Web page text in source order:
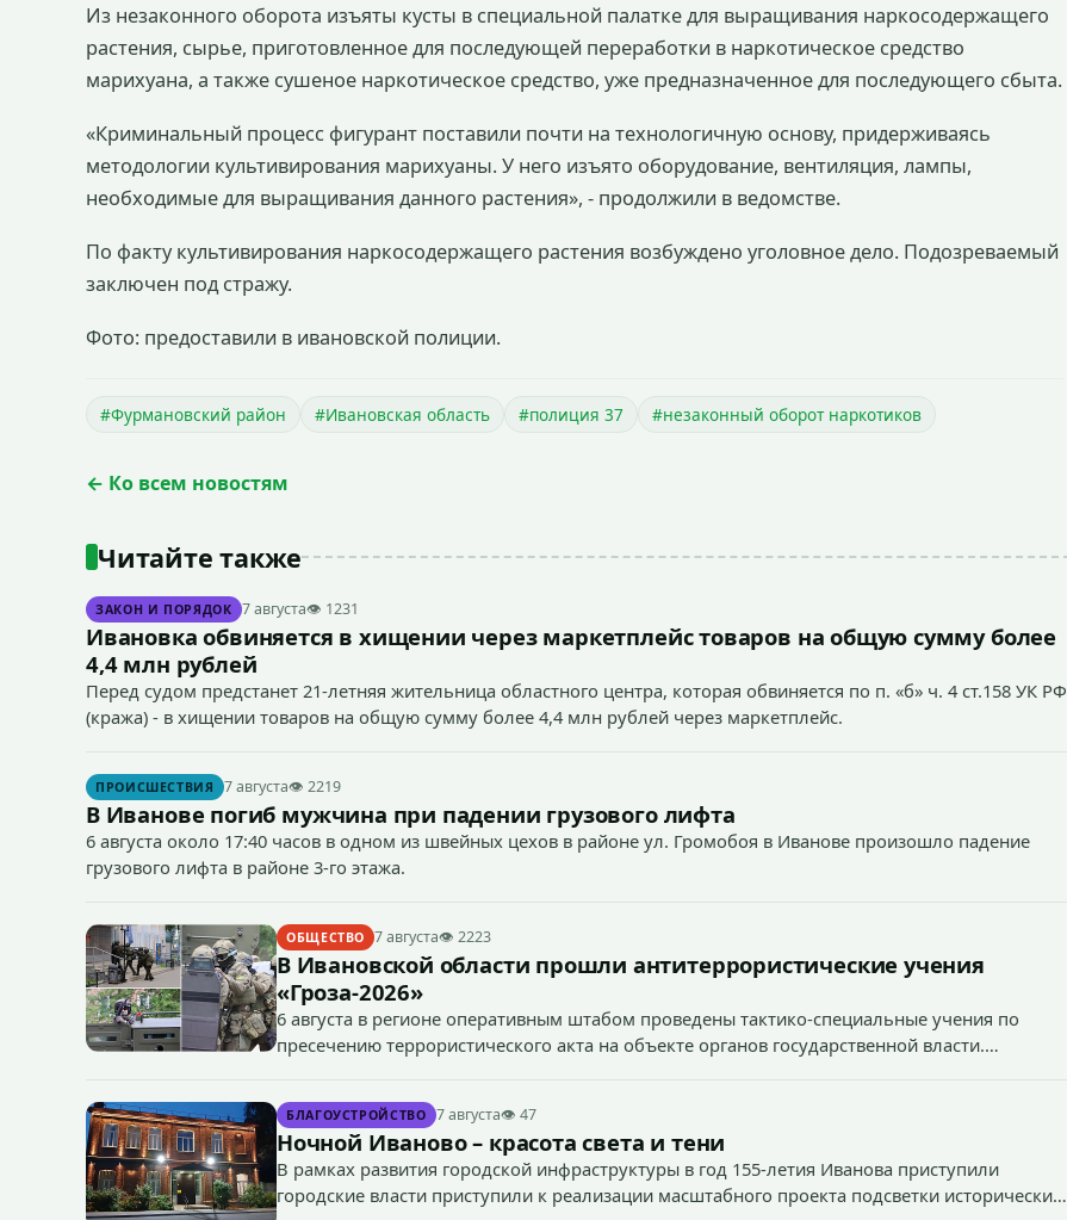
Из незаконного оборота изъяты кусты в специальной палатке для выращивания наркосодержащего
растения, сырье, приготовленное для последующей переработки в наркотическое средство
марихуана, а также сушеное наркотическое средство, уже предназначенное для последующего сбыта.
«Криминальный процесс фигурант поставили почти на технологичную основу, придерживаясь
методологии культивирования марихуаны. У него изъято оборудование, вентиляция, лампы,
необходимые для выращивания данного растения», - продолжили в ведомстве.
По факту культивирования наркосодержащего растения возбуждено уголовное дело. Подозреваемый
заключен под стражу.
Фото: предоставили в ивановской полиции.
#Фурмановский район #Ивановская область #полиция 37 #незаконный оборот наркотиков
← Ко всем новостям
Читайте также
ЗАКОН И ПОРЯДОК 7 августа👁 1231
Ивановка обвиняется в хищении через маркетплейс товаров на общую сумму более
4,4 млн рублей
Перед судом предстанет 21-летняя жительница областного центра, которая обвиняется по п. «б» ч. 4 ст.158 УК РФ
(кража) - в хищении товаров на общую сумму более 4,4 млн рублей через маркетплейс.
ПРОИСШЕСТВИЯ 7 августа👁 2219
В Иванове погиб мужчина при падении грузового лифта
6 августа около 17:40 часов в одном из швейных цехов в районе ул. Громобоя в Иванове произошло падение
грузового лифта в районе 3-го этажа.
ОБЩЕСТВО 7 августа👁 2223
В Ивановской области прошли антитеррористические учения
«Гроза-2026»
6 августа в регионе оперативным штабом проведены тактико-специальные учения по
пресечению террористического акта на объекте органов государственной власти.
БЛАГОУСТРОЙСТВО 7 августа👁 47
Ночной Иваново – красота света и тени
В рамках развития городской инфраструктуры в год 155-летия Иванова приступили
городские власти приступили к реализации масштабного проекта подсветки исторических